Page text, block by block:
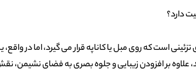
دارد؟
است که روی مبل یا کاناپه قرار می‌ گیرد، اما در
علاوه بر افزودن زیبایی و جلوه بصری به فضای نشیمن،